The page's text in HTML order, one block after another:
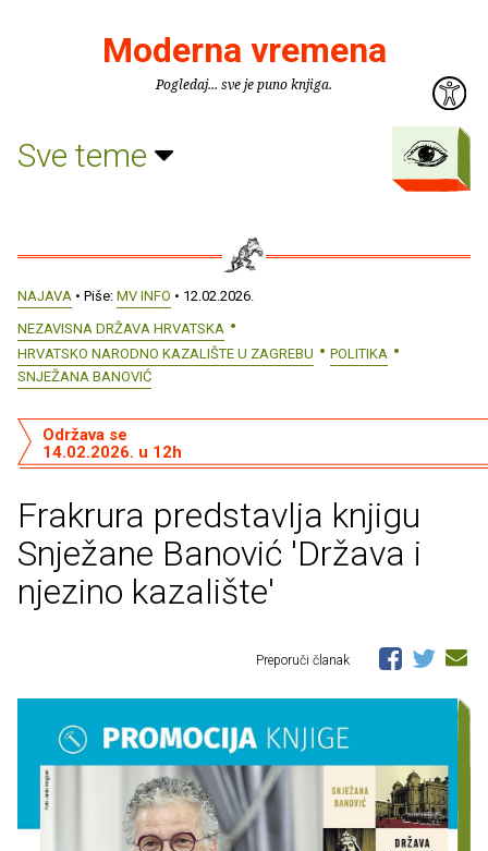
Moderna vremena
Pogledaj... sve je puno knjiga.
Sve teme
NAJAVA • Piše: MV INFO • 12.02.2026.
NEZAVISNA DRŽAVA HRVATSKA
HRVATSKO NARODNO KAZALIŠTE U ZAGREBU
POLITIKA
SNJEŽANA BANOVIĆ
Frakrura predstavlja knjigu
Snježane Banović 'Država i
njezino kazalište'
Održava se
14.02.2026. u 12h
Preporuči članak